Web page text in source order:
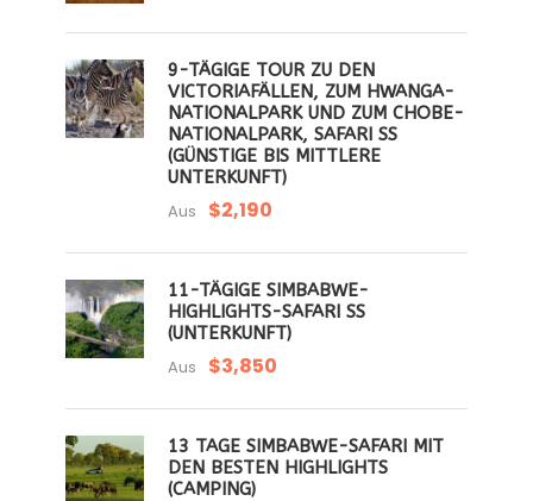
9-TÄGIGE TOUR ZU DEN
VICTORIAFÄLLEN, ZUM HWANGA-
NATIONALPARK UND ZUM CHOBE-
NATIONALPARK, SAFARI SS
(GÜNSTIGE BIS MITTLERE
UNTERKUNFT)
Aus $2,190
11-TÄGIGE SIMBABWE-
HIGHLIGHTS-SAFARI SS
(UNTERKUNFT)
Aus $3,850
13 TAGE SIMBABWE-SAFARI MIT
DEN BESTEN HIGHLIGHTS
(CAMPING)